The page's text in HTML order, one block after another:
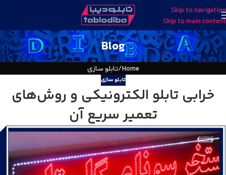
Skip to navigation
Skip to main content
Blog
Home تابلو سازی
تابلو سازی
خرابی تابلو الکترونیکی و روش‌های
تعمیر سریع آن